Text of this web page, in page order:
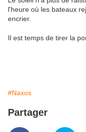
l'heure où les bateaux
encrier.
Il est temps de tirer la
#Naxos
Partager